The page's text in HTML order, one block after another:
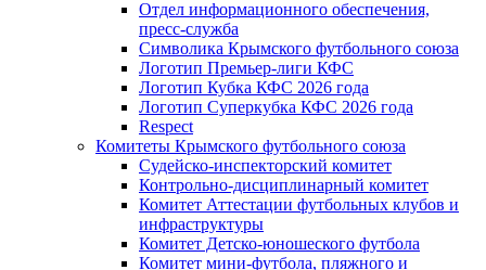
Отдел информационного обеспечения,
пресс-служба
Символика Крымского футбольного союза
Логотип Премьер-лиги КФС
Логотип Кубка КФС 2026 года
Логотип Суперкубка КФС 2026 года
Respect
Комитеты Крымского футбольного союза
Судейско-инспекторский комитет
Контрольно-дисциплинарный комитет
Комитет Аттестации футбольных клубов и
инфраструктуры
Комитет Детско-юношеского футбола
Комитет мини-футбола, пляжного и